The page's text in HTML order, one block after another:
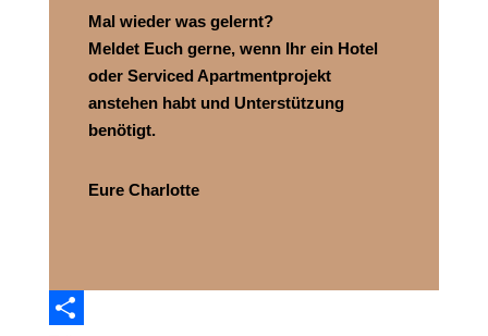
Mal wieder was gelernt?
Meldet Euch gerne, wenn Ihr ein Hotel
oder Serviced Apartmentprojekt
anstehen habt und Unterstützung
benötigt.
Eure Charlotte